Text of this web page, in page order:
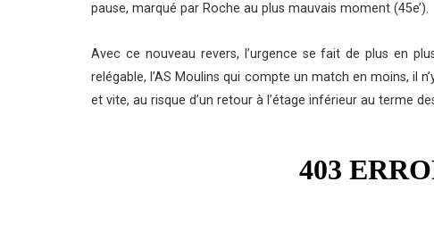
pause, marqué par Roche au plus mauvais moment (45e’).
Avec ce nouveau revers, l’urgence se fait de plus en
relégable, l’AS Moulins qui compte un match en moins, il
et vite, au risque d’un retour à l’étage inférieur au terme